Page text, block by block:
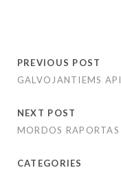
PREVIOUS POST
GALVOJANTIEMS
NEXT POST
MORDOS
CATEGORIES